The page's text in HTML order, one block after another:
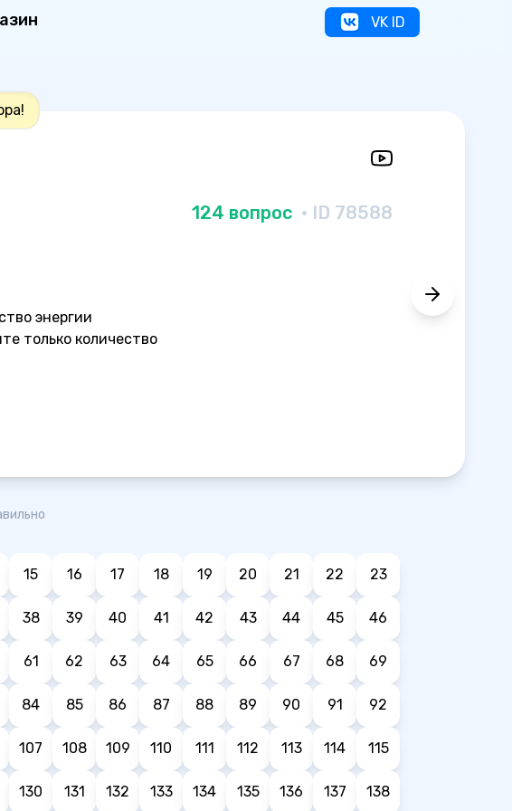
VK ID
124 вопрос · ID 78588
энергии
только количество
15 16 17 18 19 20 21 22 23
38 39 40 41 42 43 44 45 46
61 62 63 64 65 66 67 68 69
84 85 86 87 88 89 90 91 92
107 108 109 110 111 112 113 114 115
130 131 132 133 134 135 136 137 138